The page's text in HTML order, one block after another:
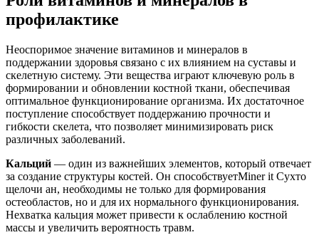
профилактике
Неоспоримое значение витаминов и минералов в
поддержании здоровья связано с их влиянием на суставы и
скелетную систему. Эти вещества играют ключевую роль в
формировании и обновлении костной ткани, обеспечивая
оптимальное функционирование организма. Их достаточное
поступление способствует поддержанию прочности и
гибкости скелета, что позволяет минимизировать риск
различных заболеваний.
Кальций — один из важнейших элементов, который отвечает
за создание структуры костей. Он способствуетMiner it Сухто
щелочи ан, необходимы не только для формирования
остеобластов, но и для их нормального функционирования.
Нехватка кальция может привести к ослаблению костной
массы и увеличить вероятность травм.